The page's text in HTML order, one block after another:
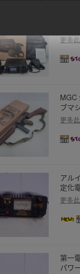
更多
MGC
ブマ
更多
アル
定化
更多
第一
パワ